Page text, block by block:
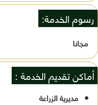
رسوم الخدمة:
مجانا
أماكن تقديم الخدمة :
مديرية الزراعة